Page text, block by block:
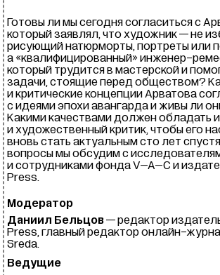
Готовы ли мы сегодня согласиться с
который заявлял, что художник — не
рисующий натюрморты, портреты или
а «квалифицированный» инженер-
который трудится в мастерской и
задачи, стоящие перед обществом?
и критические концепции Арватова
с идеями эпохи авангарда и живы ли
Какими качествами должен обладать
и художественный критик, чтобы его
вновь стать актуальным сто лет
вопросы мы обсудим с
и сотрудниками фондаV–A–C и
Press.
Модератор
Даниил Бельцов— редактор
Press, главный редактор онлайн-
Sreda.
Ведущие